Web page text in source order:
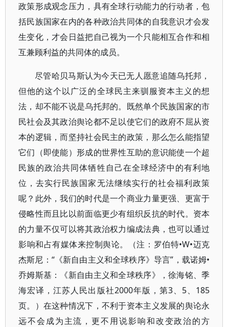
政策形成观念压力，具有全球行动能力的行动者，包
括民族国家在内的各种政治共同体的自我意识才会发
生变化，才会日益把自己视为一个只能相互合作和相
互兼顾利益的共同体的成员。
尽管哈贝马斯认为今天已无人愿意追随乌托邦，
但他的这个以广泛的全球民主来驯服资本主义的想
法，却不能不说是乌托邦的。既然单个民族国家的市
民社会及其政治舆论都不足以使它们的政府不屈从资
本的逻辑，而坚持社会民主的政策，那么怎么能指望
它们（即使能）形成的世界性互助的意识能使一个超
民族的政治共同体牺牲自己在全球经济中的有利地
位，去实行民族国家无法继续实行的社会福利政策
呢？此外，我们的时代是一个商业力量更强、更富于
侵略性而且比以前面临更少有组织反抗的时代。资本
的力量不仅可以将其政治权力编成法典，也可以通过
影响和占有媒体来控制舆论。（注：罗伯特•W•迈克
杰斯尼：“《新自由主义和全球秩序》导言”，载诺姆•
乔姆斯基：《新自由主义和全球秩序》，徐海铭、季
海宏译，江苏人民出版社2000年版，第3、5、185
页。）在这种情况下，不利于资本主义发展的舆论永
远不会成为主流，更不用说影响和改变政治的方